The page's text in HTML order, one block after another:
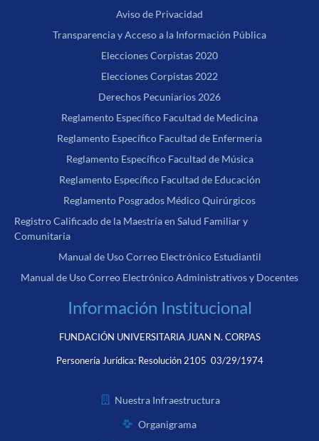
Aviso de Privacidad
Transparencia y Acceso a la Información Pública
Elecciones Corpistas 2020
Elecciones Corpistas 2022
Derechos Pecuniarios 2026
Reglamento Específico Facultad de Medicina
Reglamento Específico Facultad de Enfermería
Reglamento Específico Facultad de Música
Reglamento Específico Facultad de Educación
Reglamento Posgrados Médico Quirúrgicos
Registro Calificado de la Maestría en Salud Familiar y
Comunitaria
Manual de Uso Correo Electrónico Estudiantil
Manual de Uso Correo Electrónico Administrativos y Docentes
Información Institucional
FUNDACIÓN UNIVERSITARIA JUAN N. CORPAS
Personería Jurídica: Resolución 2105 03/29/1974
Nuestra Infraestructura
Organigrama